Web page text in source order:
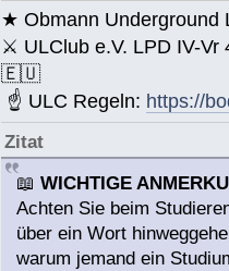
★ Obmann Underground
⚔ ULClub e.V. LPD IV-
🇪🇺
☝ ULC Regeln: https://
Zitat
📖WICHTIGE
Achten Sie beim
über ein Wort
warum jemand ein